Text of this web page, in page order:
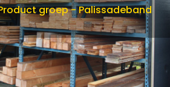
groep-Palissadeband